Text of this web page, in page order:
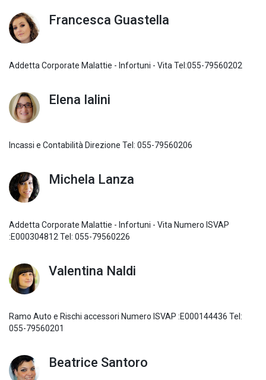
Francesca Guastella
Addetta Corporate Malattie - Infortuni - Vita Tel:055-79560202
Elena Ialini
Incassi e Contabilità Direzione Tel: 055-79560206
Michela Lanza
Addetta Corporate Malattie - Infortuni - Vita Numero ISVAP
:E000304812 Tel: 055-79560226
Valentina Naldi
Ramo Auto e Rischi accessori Numero ISVAP :E000144436 Tel:
055-79560201
Beatrice Santoro